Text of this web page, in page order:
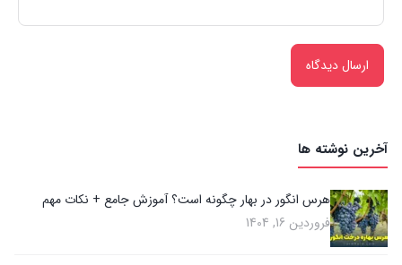
آخرین نوشته ها
هرس انگور در بهار چگونه است؟ آموزش جامع + نکات مهم
فروردین 16, 1404